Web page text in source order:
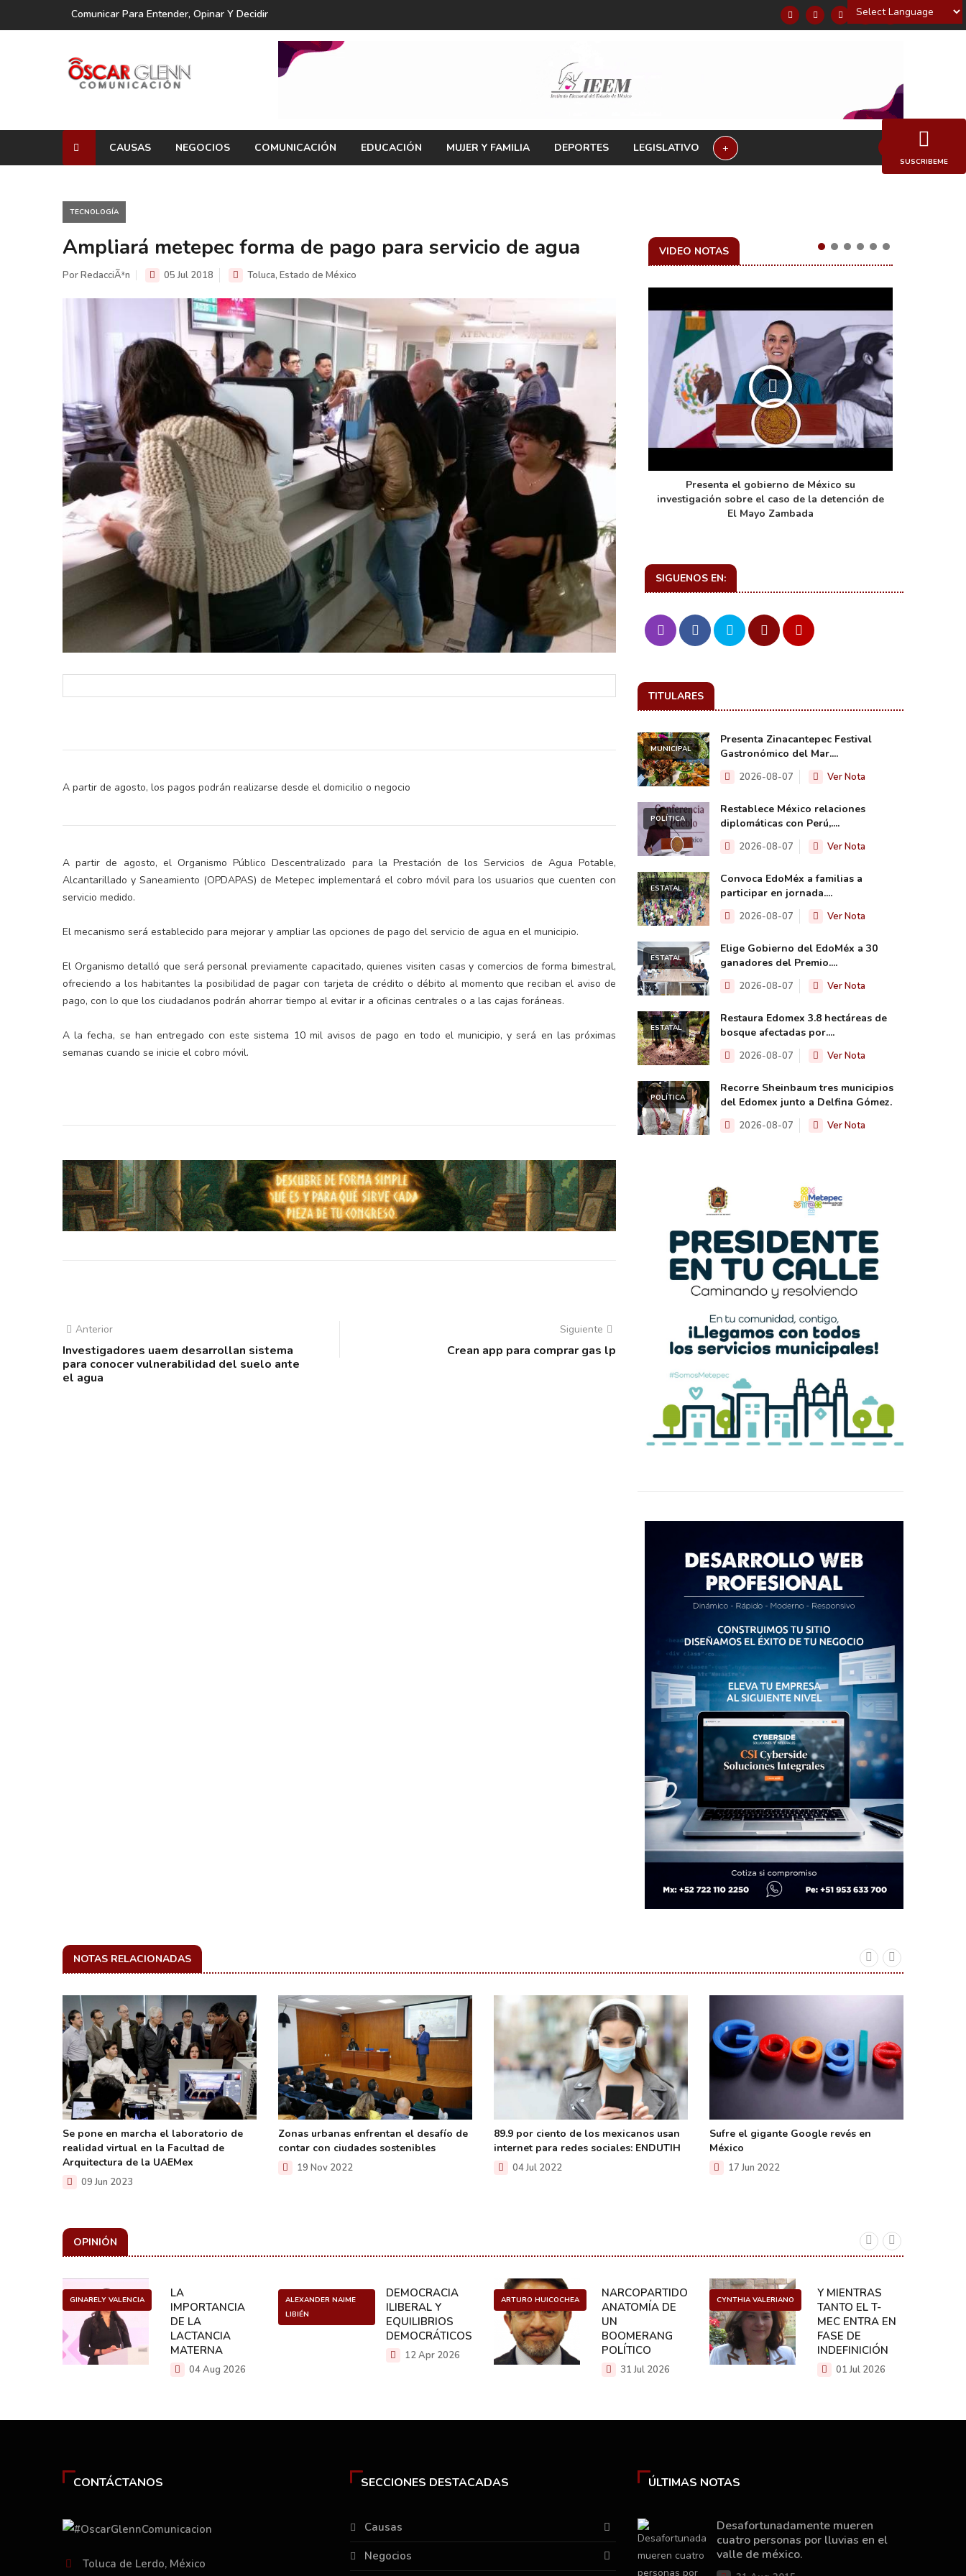
Powered by
Comunicar Para Entender, Opinar Y Decidir
CAUSAS NEGOCIOS COMUNICACIÓN EDUCACIÓN MUJER Y FAMILIA DEPORTES LEGISLATIVO +
TECNOLOGÍ­A
Ampliará metepec forma de pago para servicio de agua
Por RedacciÃ³n 05 Jul 2018 Toluca, Estado de México
A partir de agosto, los pagos podrán realizarse desde el domicilio o negocio
A partir de agosto, el Organismo Público Descentralizado para la Prestación de los Servicios de Agua Potable,
Alcantarillado y Saneamiento (OPDAPAS) de Metepec implementará el cobro móvil para los usuarios que cuenten con
servicio medido.
El mecanismo será establecido para mejorar y ampliar las opciones de pago del servicio de agua en el municipio.
El Organismo detalló que será personal previamente capacitado, quienes visiten casas y comercios de forma bimestral,
ofreciendo a los habitantes la posibilidad de pagar con tarjeta de crédito o débito al momento que reciban el aviso de
pago, con lo que los ciudadanos podrán ahorrar tiempo al evitar ir a oficinas centrales o a las cajas foráneas.
A la fecha, se han entregado con este sistema 10 mil avisos de pago en todo el municipio, y será en las próximas
semanas cuando se inicie el cobro móvil.
Anterior
Investigadores uaem desarrollan sistema
para conocer vulnerabilidad del suelo ante
el agua
Siguiente
Crean app para comprar gas lp
VIDEO NOTAS
en el ejercicio de sus
electorales
Y salió la propuesta de Reforma Electoral de
la Presidenta Sheinbaum
Informa el gobierno federal cómo fue el
operativo de captura de "El Mencho" y sus
reacciones en Jalisco
Presenta el gobierno de México su
investigación sobre el caso de la detención de
El Mayo Zambada
SIGUENOS EN:
TITULARES
MUNICIPAL
Presenta Zinacantepec Festival
Gastronómico del Mar....
2026-08-07 Ver Nota
POLÍTICA
Restablece México relaciones
diplomáticas con Perú,....
2026-08-07 Ver Nota
ESTATAL
Convoca EdoMéx a familias a
participar en jornada....
2026-08-07 Ver Nota
ESTATAL
Elige Gobierno del EdoMéx a 30
ganadores del Premio....
2026-08-07 Ver Nota
ESTATAL
Restaura Edomex 3.8 hectáreas de
bosque afectadas por....
2026-08-07 Ver Nota
POLÍTICA
Recorre Sheinbaum tres municipios
del Edomex junto a Delfina Gómez.
2026-08-07 Ver Nota
NOTAS RELACIONADAS
Se pone en marcha el laboratorio de
realidad virtual en la Facultad de
Arquitectura de la UAEMex
09 Jun 2023
Zonas urbanas enfrentan el desafío de
contar con ciudades sostenibles
19 Nov 2022
89.9 por ciento de los mexicanos usan
internet para redes sociales: ENDUTIH
04 Jul 2022
Sufre el gigante Google revés en
México
17 Jun 2022
OPINIÓN
GINARELY VALENCIA
LA
IMPORTANCIA
DE LA
LACTANCIA
MATERNA
04 Aug 2026
ALEXANDER NAIME
LIBIÉN
DEMOCRACIA
ILIBERAL Y
EQUILIBRIOS
DEMOCRÁTICOS
12 Apr 2026
ARTURO HUICOCHEA
NARCOPARTIDO:
ANATOMÍA DE
UN
BOOMERANG
POLÍTICO
31 Jul 2026
CYNTHIA VALERIANO
Y MIENTRAS
TANTO EL T-
MEC ENTRA EN
FASE DE
INDEFINICIÓN
01 Jul 2026
SUSCRIBEME
CONTÁCTANOS
Toluca de Lerdo, México
SECCIONES DESTACADAS
Causas
Negocios
ÚLTIMAS NOTAS
Desafortunadamente mueren
cuatro personas por lluvias en el
valle de méxico.